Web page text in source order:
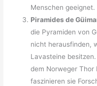
Menschen geeignet.
Piramides de
die Pyramiden von
nicht herausfinden,
Lavasteine
dem Norweger
faszinieren sie